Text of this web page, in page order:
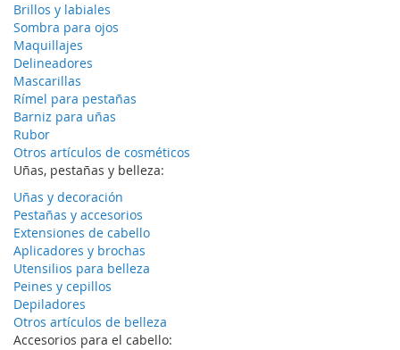
Brillos y labiales
Sombra para ojos
Maquillajes
Delineadores
Mascarillas
Rímel para pestañas
Barniz para uñas
Rubor
Otros artículos de cosméticos
Uñas, pestañas y belleza:
Uñas y decoración
Pestañas y accesorios
Extensiones de cabello
Aplicadores y brochas
Utensilios para belleza
Peines y cepillos
Depiladores
Otros artículos de belleza
Accesorios para el cabello: